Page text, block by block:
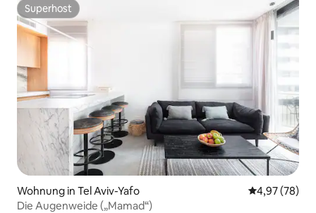
Superhost
Superhost
Wohnung in Tel Aviv-Yafo
4,97 (78)
Die Augenweide („Mamad“)